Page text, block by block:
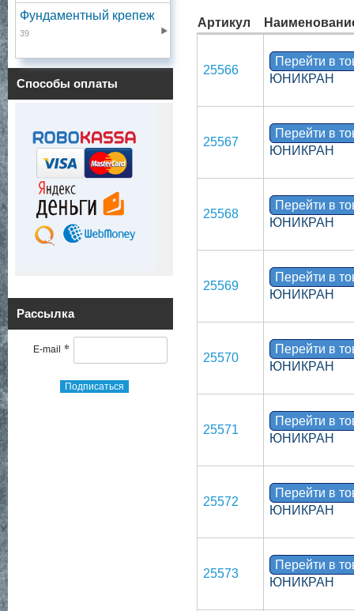
Фундаментный крепеж
39
Способы оплаты
Рассылка
E-mail *
Подписаться
Артикул
25566
Перейти в
ЮНИКРАН
25567
Перейти в
ЮНИКРАН
25568
Перейти в
ЮНИКРАН
25569
Перейти в
ЮНИКРАН
25570
Перейти в
ЮНИКРАН
25571
Перейти в
ЮНИКРАН
25572
Перейти в
ЮНИКРАН
25573
Перейти в
ЮНИКРАН